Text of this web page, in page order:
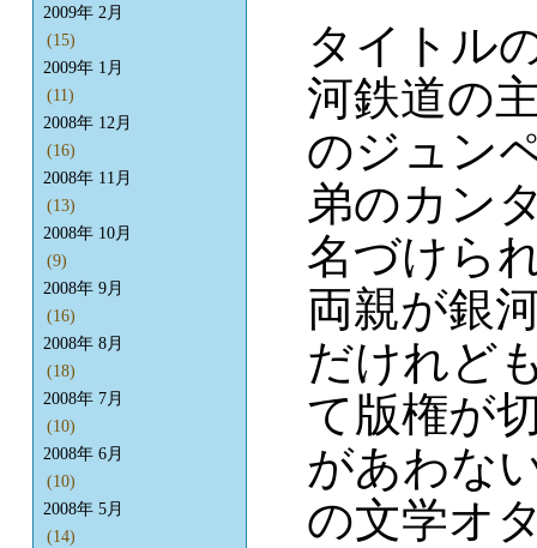
タイトル
河鉄道の
のジュン
弟のカン
名づけら
両親が銀
だけれど
て版権が
があわな
の文学オ
2009年 2月
(15)
2009年 1月
(11)
2008年 12月
(16)
2008年 11月
(13)
2008年 10月
(9)
2008年 9月
(16)
2008年 8月
(18)
2008年 7月
(10)
2008年 6月
(10)
2008年 5月
(14)